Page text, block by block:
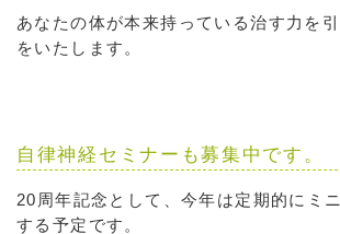
あなたの体が本来持っている治す力を
をいたします。
自律神経セミナーも募集中です。
20周年記念として、今年は定期的にミ
する予定です。